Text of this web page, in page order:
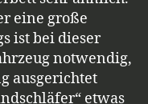
eine große
ist bei dieser
notwendig,
ausgerichtet
etwas